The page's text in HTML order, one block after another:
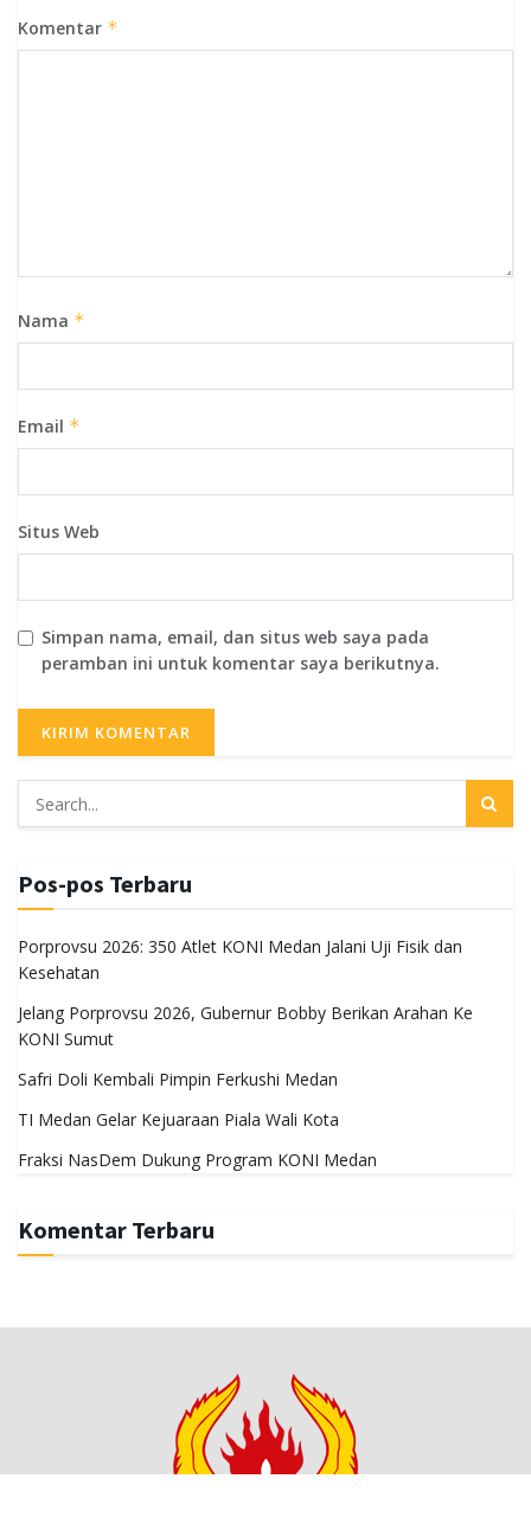
Komentar *
Nama *
Email *
Situs Web
Simpan nama, email, dan situs web saya pada
peramban ini untuk komentar saya berikutnya.
Pos-pos Terbaru
Porprovsu 2026: 350 Atlet KONI Medan Jalani Uji Fisik dan
Kesehatan
Jelang Porprovsu 2026, Gubernur Bobby Berikan Arahan Ke
KONI Sumut
Safri Doli Kembali Pimpin Ferkushi Medan
TI Medan Gelar Kejuaraan Piala Wali Kota
Fraksi NasDem Dukung Program KONI Medan
Komentar Terbaru